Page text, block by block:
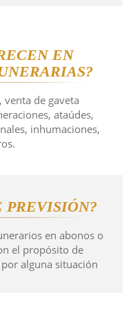
EN
venta de gaveta
ataúdes,
inhumaciones,
PREVISIÓN?
en abonos o
el propósito de
alguna situación